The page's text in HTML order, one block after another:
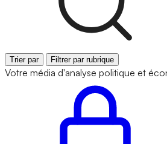
Trier par Filtrer par rubrique
Votre média d'analyse politique et